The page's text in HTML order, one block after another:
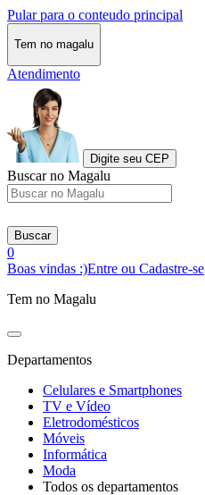
Pular para o conteudo principal
Tem no magalu
Atendimento
Digite seu CEP
Buscar no Magalu
Buscar
0
Boas vindas :)Entre ou Cadastre-se
Tem no Magalu
Departamentos
Celulares e Smartphones
TV e Vídeo
Eletrodomésticos
Móveis
Informática
Moda
Todos os departamentos